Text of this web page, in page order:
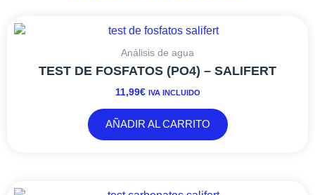
Análisis de agua
TEST DE FOSFATOS (PO4) – SALIFERT
11,99€ IVA INCLUIDO
AÑADIR AL CARRITO